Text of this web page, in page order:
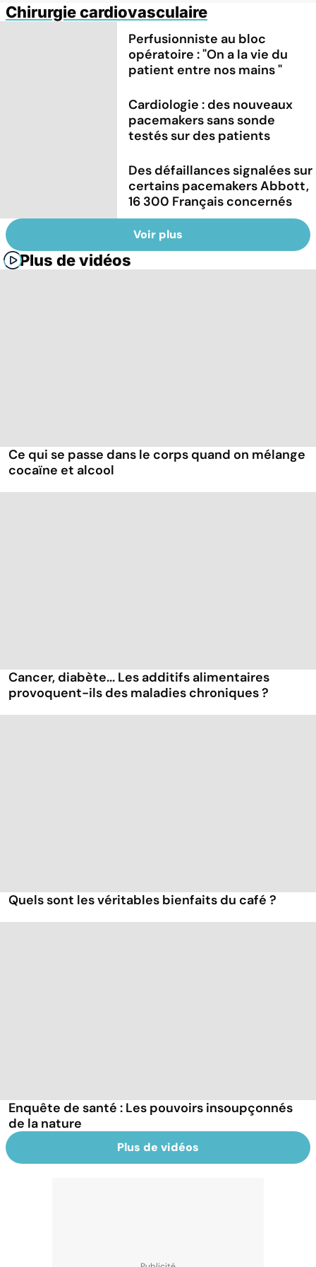
Chirurgie cardiovasculaire
Perfusionniste au bloc
opératoire : "On a la vie du
patient entre nos mains "
Cardiologie : des nouveaux
pacemakers sans sonde
testés sur des patients
Des défaillances signalées sur
certains pacemakers Abbott,
16 300 Français concernés
Voir plus
Plus de vidéos
Ce qui se passe dans le corps quand on mélange
cocaïne et alcool
Cancer, diabète... Les additifs alimentaires
provoquent-ils des maladies chroniques ?
Quels sont les véritables bienfaits du café ?
Enquête de santé : Les pouvoirs insoupçonnés
de la nature
Plus de vidéos